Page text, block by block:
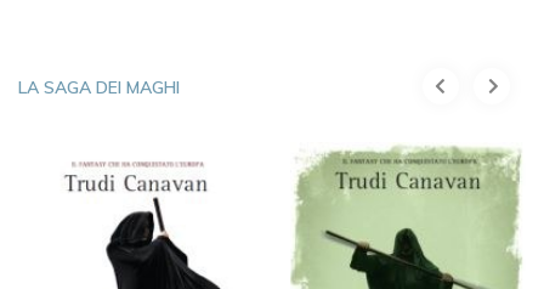
LA SAGA DEI MAGHI